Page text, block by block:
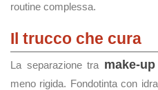
routine complessa.
Il trucco che cura
La separazione tra make-up
meno rigida. Fondotinta con